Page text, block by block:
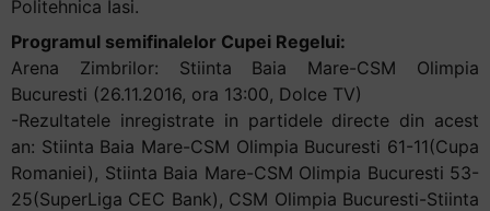
Politehnica Iasi.
Programul semifinalelor Cupei Regelui:
Arena Zimbrilor: Stiinta Baia Mare-CSM Olimpia
Bucuresti (26.11.2016, ora 13:00, Dolce TV)
-Rezultatele inregistrate in partidele directe din acest
an: Stiinta Baia Mare-CSM Olimpia Bucuresti 61-11(Cupa
Romaniei), Stiinta Baia Mare-CSM Olimpia Bucuresti 53-
25(SuperLiga CEC Bank), CSM Olimpia Bucuresti-Stiinta